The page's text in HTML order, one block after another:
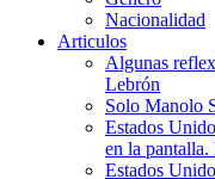
Nacionalidad
Articulos
Algunas
Lebrón
Solo Manolo
Estados
en la
Estados